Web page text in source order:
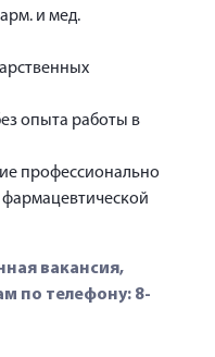
и мед.
опыта работы в
профессионально
вакансия,
по телефону: 8-